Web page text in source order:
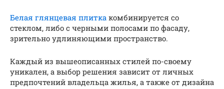
Белая глянцевая плитка комбинируется со
стеклом, либо с черными полосами по фасаду,
зрительно удлиняющими пространство.
Каждый из вышеописанных стилей по-своему
уникален, а выбор решения зависит от личных
предпочтений владельца жилья, а также от дизайна